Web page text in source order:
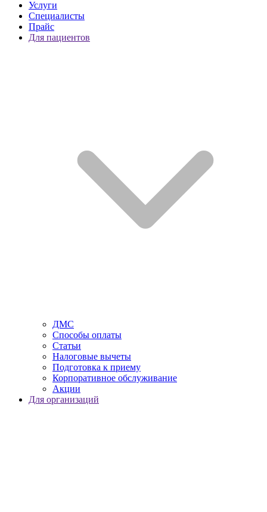
Услуги
Специалисты
Прайс
Для пациентов
ДМС
Способы оплаты
Статьи
Налоговые вычеты
Подготовка к приему
Корпоративное обслуживание
Акции
Для организаций